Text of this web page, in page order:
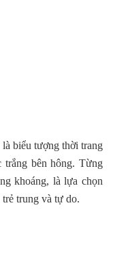
biểu tượng thời trang
bên hông. Từng
khoáng, là lựa chọn
trung và tự do.